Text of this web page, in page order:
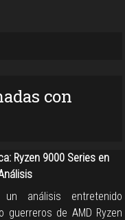
con
Ryzen 9000 Series en
un análisis entretenido
guerreros de AMD Ryzen